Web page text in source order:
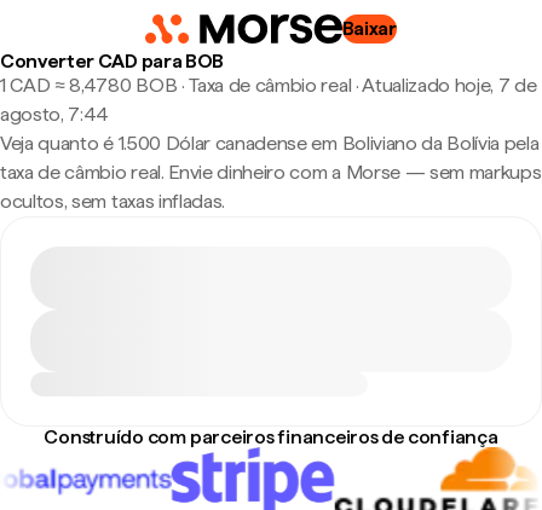
Baixar
Converter CAD para BOB
1 CAD ≈ 8,4780 BOB · Taxa de câmbio real ·Atualizado hoje, 7 de
agosto, 7:44
Veja quanto é 1.500 Dólar canadense em Boliviano da Bolívia pela
taxa de câmbio real. Envie dinheiro com a Morse — sem markups
ocultos, sem taxas infladas.
Construído com parceiros financeiros de confiança